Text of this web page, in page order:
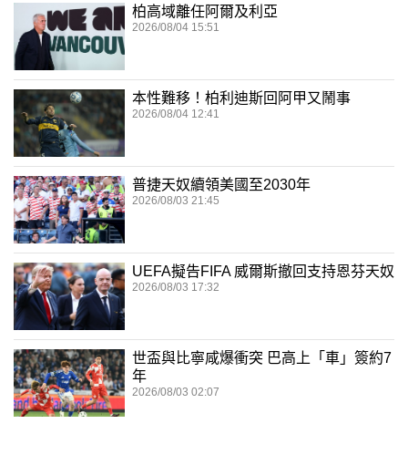
柏高域離任阿爾及利亞
2026/08/04 15:51
本性難移！柏利迪斯回阿甲又鬧事
2026/08/04 12:41
普捷天奴續領美國至2030年
2026/08/03 21:45
UEFA擬告FIFA 威爾斯撤回支持恩芬天奴
2026/08/03 17:32
世盃與比寧咸爆衝突 巴高上「車」簽約7
年
2026/08/03 02:07